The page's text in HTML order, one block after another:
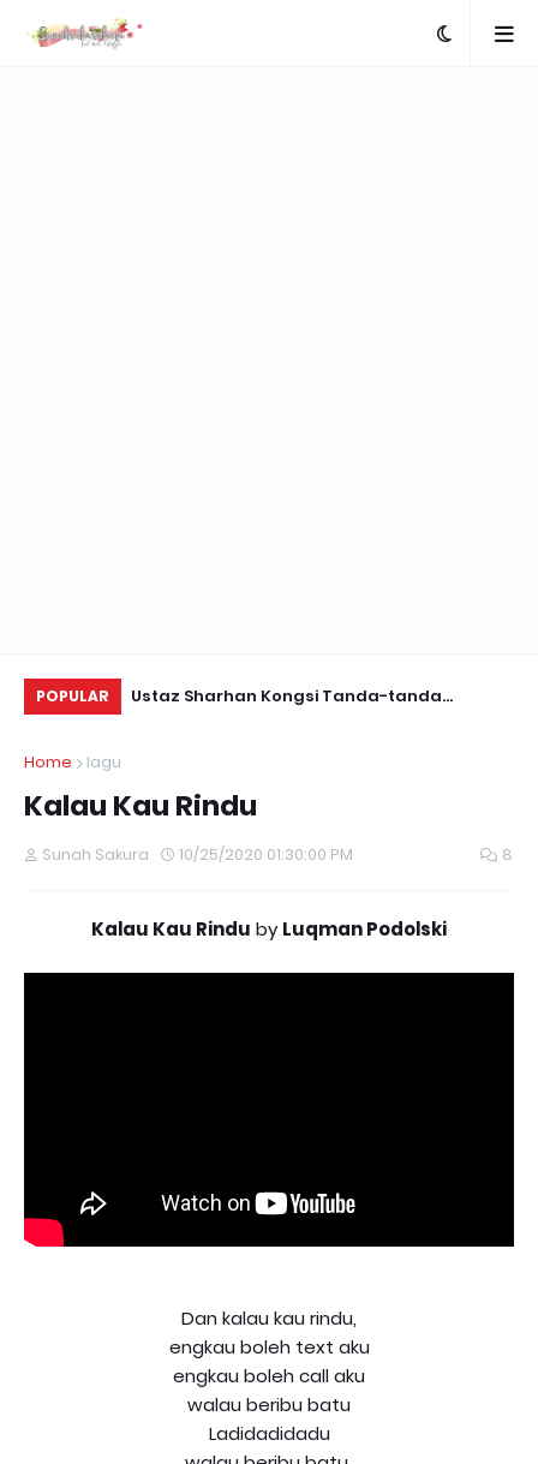
POPULAR
Retreats,
Ustaz Sharhan Kongsi Tanda-tanda
Home lagu
Kalau Kau Rindu
Sunah Sakura 10/25/2020 01:30:00 PM 8
Kalau Kau Rindu byLuqman Podolski
Dan kalau kau rindu,
engkau boleh text aku
engkau boleh call aku
walau beribu batu
Ladidadidadu